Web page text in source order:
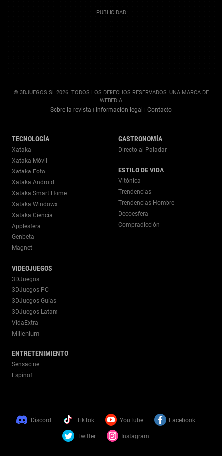
© 3DJUEGOS SL 2026. TODOS LOS DERECHOS RESERVADOS. UNA MARCA DE
WEBEDIA
Sobre la revista | Información legal | Contacto
TECNOLOGÍA
Xataka
Xataka Móvil
Xataka Foto
Xataka Android
Xataka Smart Home
Xataka Windows
Xataka Ciencia
Applesfera
Genbeta
Magnet
VIDEOJUEGOS
3DJuegos
3DJuegos PC
3DJuegos Guías
3DJuegos Latam
VidaExtra
Millenium
ENTRETENIMIENTO
Sensacine
Espinof
GASTRONOMÍA
Directo al Paladar
ESTILO DE VIDA
Vitónica
Trendencias
Trendencias Hombre
Decoesfera
Compradicción
Discord TikTok YouTube Facebook
Twitter Instagram